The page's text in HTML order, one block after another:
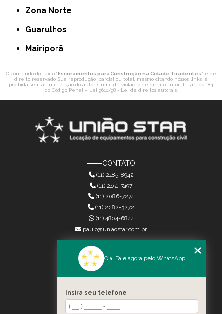
Zona Norte
Guarulhos
Mairiporã
O conteúdo do texto "Escoramentos para Construção na Cidade Tiradentes" é de
direito reservado. Sua reprodução, parcial ou total, mesmo citando nossos links, é
proibida sem a autorização do autor. Crime de violação de direito autoral – artigo 184
do Código Penal – Lei 9610/98 - Lei de direitos autorais.
CONTATO
(11) 2485-8942
(11) 2451-7497
(11) 2086-7274
(11) 4804-6844
(11) 2082-3272
paulo@uniaostar.com.br
MENU
QUEM SOMOS
SERVIÇOS
CONTATO
CATEGORIAS
Olá! Fale agora pelo WhatsApp
Insira seu telefone